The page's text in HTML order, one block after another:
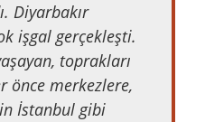
Diyarbakır
işgal gerçekleşti.
toprakları
önce merkezlere,
İstanbul gibi